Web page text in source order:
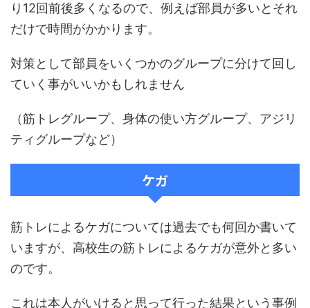
り12回前後多くなるので、例えば部員が多いとそれ
だけで時間がかかります。
対策として部員をいくつかのグループに分けて回し
ていく事がいいかもしれません
（筋トレグループ、身体の使い方グループ、アジリ
ティグループなど）
ケガ
筋トレによるケガについては過去でも何回か書いて
いますが、高校生の筋トレによるケガが意外と多い
のです。
これは本人がいけると思って行った結果という事例